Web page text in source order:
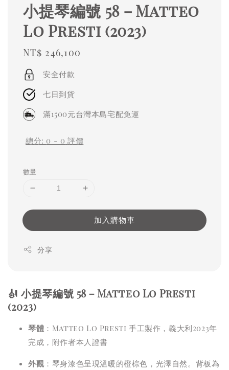
小提琴編號 58－Matteo
Lo Presti (2023)
Regular
price
NT$ 246,100
安全付款
七日到貨
滿1500元台灣本島宅配免運
總分: 0 - 0 評價
數量
加入購物車
分享
🎻 小提琴編號 58－Matteo Lo Presti
(2023)
琴體 ：Matteo Lo Presti 手工製作，義大利2023年
完成，附作者本人證書
外觀 ：琴身漆色呈現溫暖的橙棕色，光澤自然。背板為